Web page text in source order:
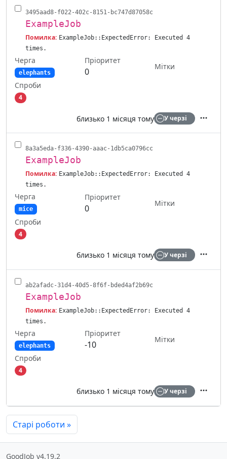
3495aad8-f022-402c-8151-bc747d87058c
ExampleJob
Помилка: ExampleJob::ExpectedError: Executed 4
times.
Черга
elephants
Пріоритет
0
Мітки
Спроби
4
близько 1 місяця тому У черзі Дії
8a3a5eda-f336-4390-aaac-1db5ca0796cc
ExampleJob
Помилка: ExampleJob::ExpectedError: Executed 4
times.
Черга
mice
Пріоритет
0
Мітки
Спроби
4
близько 1 місяця тому У черзі
ab2afadc-31d4-40d5-8f6f-bded4af2b69c
ExampleJob
Помилка: ExampleJob::ExpectedError: Executed 4
times.
Черга
elephants
Пріоритет
-10
Мітки
Спроби
4
близько 1 місяця тому У черзі
Старі роботи »
GoodJob v4.19.2